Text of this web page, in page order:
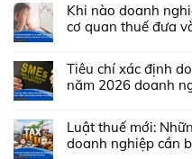
Khi nào doanh
cơ quan thuế đưa
Tiêu chí xác định
năm 2026 doanh
Luật thuế mới:
doanh nghiệp cần